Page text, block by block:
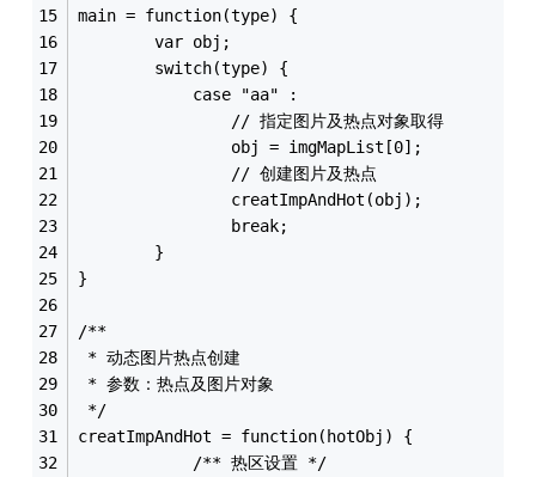
main = function(type) {
		var obj;
		switch(type) {
			case "aa" :
				// 指定图片及热点对象取得
				obj = imgMapList[0];
				// 创建图片及热点
				creatImpAndHot(obj);
				break;
		}
}
/**
* 动态图片热点创建
* 参数：热点及图片对象
*/
creatImpAndHot = function(hotObj) {
			/** 热区设置 */